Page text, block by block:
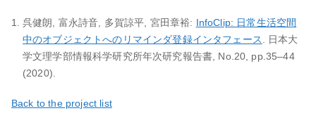
呉健朗, 富永詩音, 多賀諒平, 宮田章裕:
InfoClip: 日常生活空間
中のオブジェクトへのリマインダ登録インタフェース . 日本大
学文理学部情報科学研究所年次研究報告書, No.20, pp.35–44
(2020).
Back to the project list